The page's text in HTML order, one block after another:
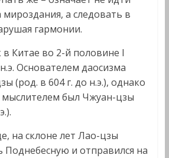
а следовать в
гармонии.
Китае во 2-й половине I
Основателем даосизма
(род. в 604 г. до н.э.), однако
был Чжуан-цзы
на склоне лет Лао-цзы
Поднебесную и отправился на